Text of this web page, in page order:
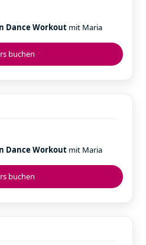
buchen
Dance Workout mit Maria
buchen
Dance Workout mit Maria